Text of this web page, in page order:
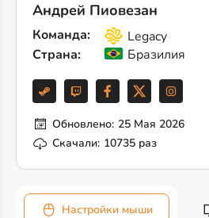
Андрей Пиовезан
Команда:
Legacy
Страна:
Бразилия
Обновлено: 25 Мая 2026
Скачали: 10735 раз
Настройки мыши